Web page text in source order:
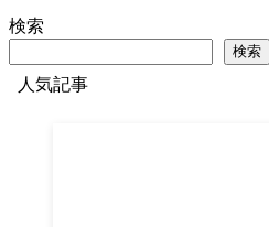
検索
検索
人気記事